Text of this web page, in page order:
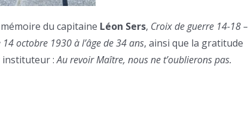
du capitaine Léon Sers, Croix de guerre 14-18 –
octobre 1930 à l’âge de 34 ans, ainsi que la gratitude
instituteur :Au revoir Maître, nous ne t’oublierons pas.